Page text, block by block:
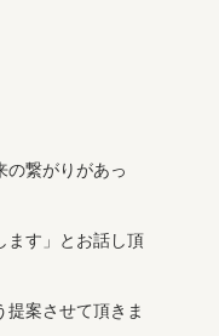
の繋がりがあっ
ます」とお話し頂
提案させて頂きま